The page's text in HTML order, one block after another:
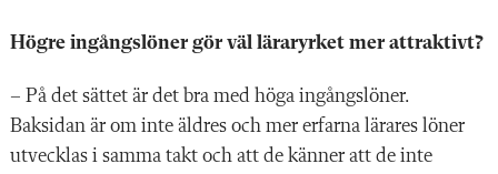
Högre ingångslöner gör väl läraryrket mer attraktivt?
– På det sättet är det bra med höga ingångslöner.
Baksidan är om inte äldres och mer erfarna lärares löner
utvecklas i samma takt och att de känner att de inte